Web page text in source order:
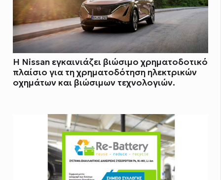
Η Nissan εγκαινιάζει βιώσιμο χρηματοδοτικό
πλαίσιο για τη χρηματοδότηση ηλεκτρικών
οχημάτων και βιώσιμων τεχνολογιών.